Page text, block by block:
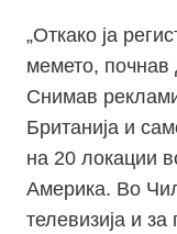
„Откако ја
мемето, почнав
Снимав
Британија и
на 20 локации
Америка. Во
телевизија и